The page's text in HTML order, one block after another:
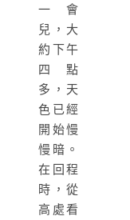
一會
兒，大
約下午
四點
多，天
色已經
開始慢
慢暗。
在回程
時，從
高處看